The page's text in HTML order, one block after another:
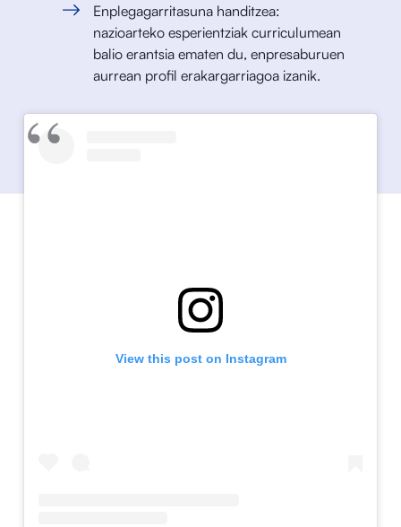
Enplegagarritasuna handitzea:
nazioarteko esperientziak curriculumean
balio erantsia ematen du, enpresaburuen
aurrean profil erakargarriagoa izanik.
View this post on Instagram